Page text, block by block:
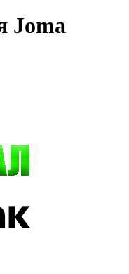
Joma